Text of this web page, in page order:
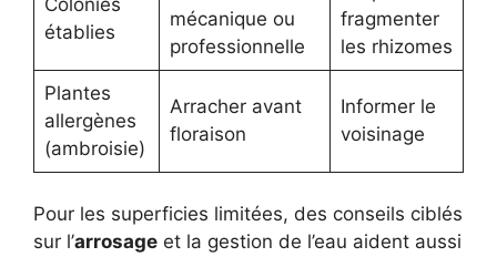
établies
mécanique ou
professionnelle
fragmenter
les rhizomes
Plantes
allergènes
(ambroisie)
Arracher avant
floraison
Informer le
voisinage
Pour les superficies limitées, des conseils ciblés
sur l’arrosage et la gestion de l’eau aident aussi